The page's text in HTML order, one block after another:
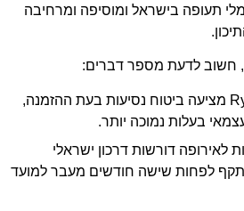
תעופה בישראל ומוסיפה ומרחיבה
חשוב לדעת מספר דברים:
Ryanair מציעה ביטוח נסיעות בעת ההזמנה,
בעלות נמוכה יותר.
לאירופה דורשות דרכון ישראלי
תקף לפחות שישה חודשים מעבר למועד